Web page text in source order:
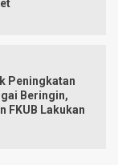
Peningkatan
Beringin,
FKUB Lakukan